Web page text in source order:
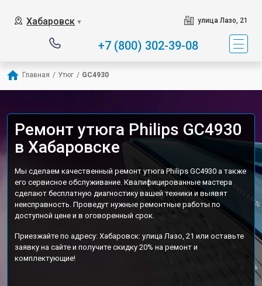
Хабаровск ▼ улица Лазо, 21
+7 (800) 302-39-08
Главная / Утюг / GC4930
Ремонт утюга Philips GC4930
в Хабаровске
Мы сделаем качественный ремонт утюга Philips GC4930 а также
его сервисное обслуживание. Квалифицированные мастера
сделают бесплатную диагностику вашей техники и выявят
неисправность. Проведут нужные ремонтные работы по
доступной цене и в оговоренный срок.
Приезжайте по адресу: Хабаровск: улица Лазо, 21 или оставьте
заявку на сайте и получите скидку 20% на ремонт и
комплектующие!